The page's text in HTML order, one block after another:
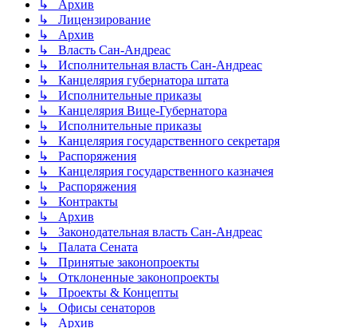
↳ Архив
↳ Лицензирование
↳ Архив
↳ Власть Сан-Андреас
↳ Исполнительная власть Сан-Андреас
↳ Канцелярия губернатора штата
↳ Исполнительные приказы
↳ Канцелярия Вице-Губернатора
↳ Исполнительные приказы
↳ Канцелярия государственного секретаря
↳ Распоряжения
↳ Канцелярия государственного казначея
↳ Распоряжения
↳ Контракты
↳ Архив
↳ Законодательная власть Сан-Андреас
↳ Палата Сената
↳ Принятые законопроекты
↳ Отклоненные законопроекты
↳ Проекты & Концепты
↳ Офисы сенаторов
↳ Архив